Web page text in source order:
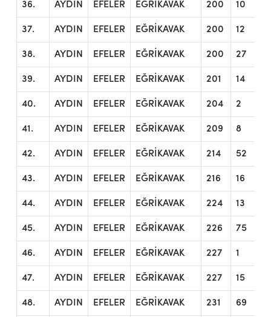
36. AYDIN EFELER EĞRİKAVAK 200 10
37. AYDIN EFELER EĞRİKAVAK 200 12
38. AYDIN EFELER EĞRİKAVAK 200 27
39. AYDIN EFELER EĞRİKAVAK 201 14
40. AYDIN EFELER EĞRİKAVAK 204 2
41. AYDIN EFELER EĞRİKAVAK 209 8
42. AYDIN EFELER EĞRİKAVAK 214 52
43. AYDIN EFELER EĞRİKAVAK 216 16
44. AYDIN EFELER EĞRİKAVAK 224 13
45. AYDIN EFELER EĞRİKAVAK 226 75
46. AYDIN EFELER EĞRİKAVAK 227 1
47. AYDIN EFELER EĞRİKAVAK 227 15
48. AYDIN EFELER EĞRİKAVAK 231 69